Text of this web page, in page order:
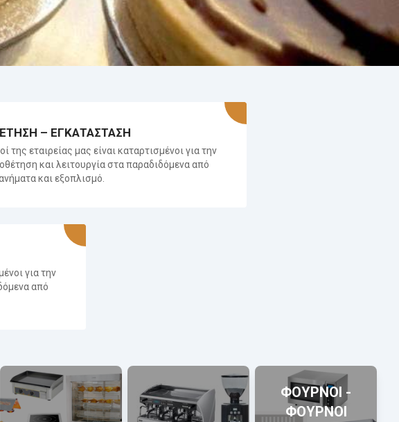
– ΕΓΚΑΤΑΣΤΑΣΗ
της εταιρείας μας είναι καταρτισμένοι για την
και λειτουργία στα παραδιδόμενα από
και εξοπλισμό.
για την
από
ΦΟΥΡΝΟΙ -
ΦΟΥΡΝΟΙ